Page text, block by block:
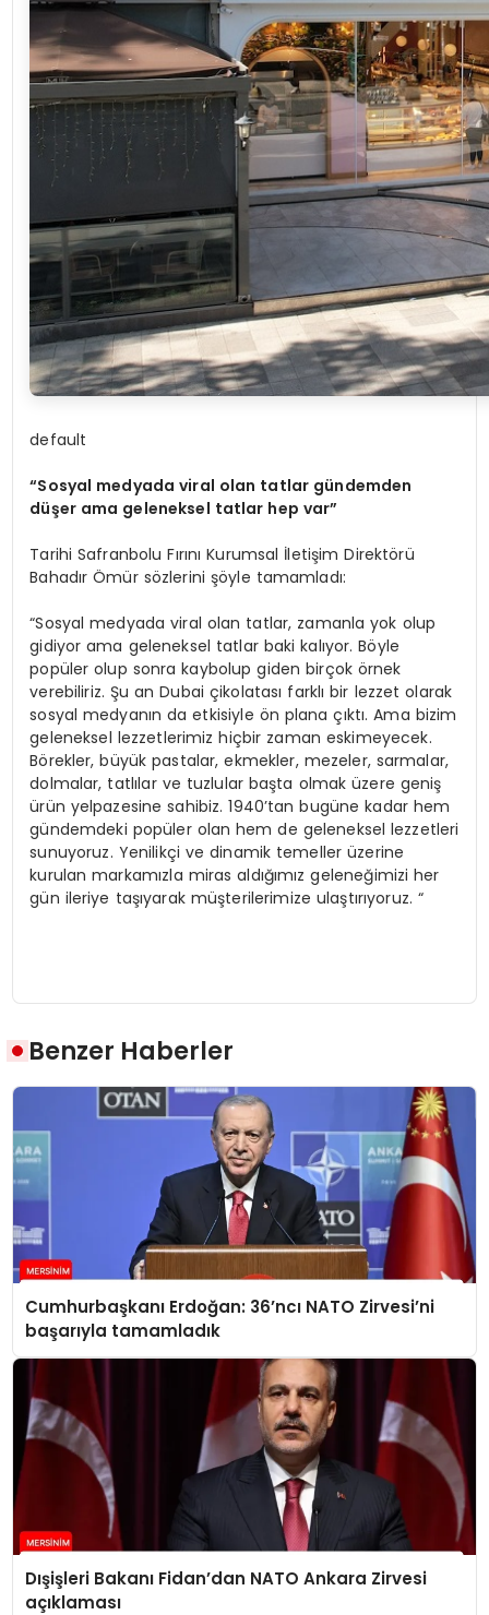
default
“Sosyal medyada viral olan tatlar gündemden
düşer ama geleneksel tatlar hep var”
Tarihi Safranbolu Fırını Kurumsal İletişim Direktörü
Bahadır Ömür sözlerini şöyle tamamladı:
“Sosyal medyada viral olan tatlar, zamanla yok olup
gidiyor ama geleneksel tatlar baki kalıyor. Böyle
popüler olup sonra kaybolup giden birçok örnek
verebiliriz. Şu an Dubai çikolatası farklı bir lezzet olarak
sosyal medyanın da etkisiyle ön plana çıktı. Ama bizim
geleneksel lezzetlerimiz hiçbir zaman eskimeyecek.
Börekler, büyük pastalar, ekmekler, mezeler, sarmalar,
dolmalar, tatlılar ve tuzlular başta olmak üzere geniş
ürün yelpazesine sahibiz. 1940’tan bugüne kadar hem
gündemdeki popüler olan hem de geleneksel lezzetleri
sunuyoruz. Yenilikçi ve dinamik temeller üzerine
kurulan markamızla miras aldığımız geleneğimizi her
gün ileriye taşıyarak müşterilerimize ulaştırıyoruz. “
Benzer Haberler
Cumhurbaşkanı Erdoğan: 36’ncı NATO Zirvesi’ni
başarıyla tamamladık
Dışişleri Bakanı Fidan’dan NATO Ankara Zirvesi
açıklaması